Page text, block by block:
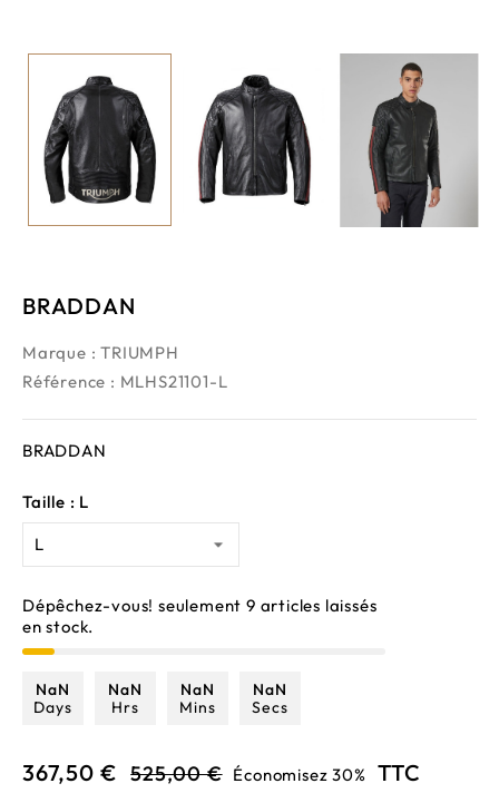
BRADDAN
Marque : TRIUMPH
Référence : MLHS21101-L
BRADDAN
Taille : L
Dépêchez-vous! seulement9 articles laissés
en stock.
NaN
Days
NaN
Hrs
NaN
Mins
NaN
Secs
367,50 € 525,00 € Économisez 30% TTC